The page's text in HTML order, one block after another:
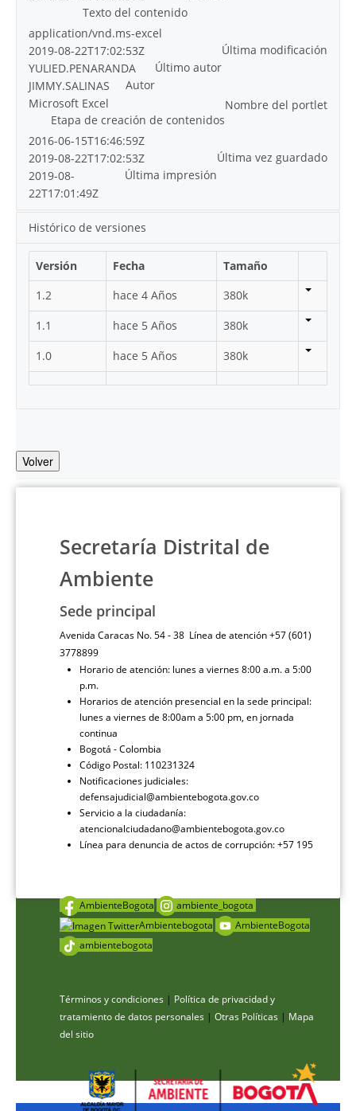
Texto del contenido
application/vnd.ms-excel
Última modificación
2019-08-22T17:02:53Z
Último autor
YULIED.PENARANDA
Autor
JIMMY.SALINAS
Nombre del portlet
Microsoft Excel
Etapa de creación de contenidos
2016-06-15T16:46:59Z
Última vez guardado
2019-08-22T17:02:53Z
Última impresión
2019-08-
22T17:01:49Z
Histórico de versiones
Versión Fecha
Tamaño
1.2
hace 4 Años
380k
1.1
hace 5 Años
380k
1.0
hace 5 Años 380k
Volver
Secretaría Distrital de
Ambiente
Sede principal
Avenida Caracas No. 54 - 38 Línea de atención +57 (601)
3778899
Horario de atención: lunes a viernes 8:00 a.m. a 5:00
p.m.
Horarios de atención presencial en la sede principal:
lunes a viernes de 8:00am a 5:00 pm, en jornada
continua
Bogotá - Colombia
Código Postal: 110231324
Notificaciones judiciales:
defensajudicial@ambientebogota.gov.co
Servicio a la ciudadanía:
atencionalciudadano@ambientebogota.gov.co
Línea para denuncia de actos de corrupción: +57 195
AmbienteBogota
ambiente_bogota
Ambientebogota
AmbienteBogota
ambientebogota
Términos y condiciones | Política de privacidad y
tratamiento de datos personales | Otras Políticas | Mapa
del sitio